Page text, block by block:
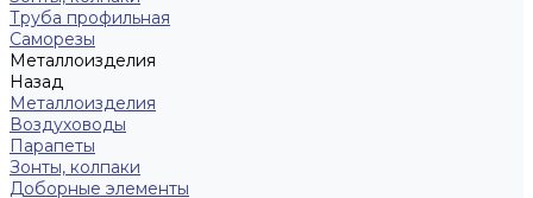
Труба профильная
Саморезы
Металлоизделия
Назад
Металлоизделия
Воздуховоды
Парапеты
Зонты, колпаки
Доборные элементы